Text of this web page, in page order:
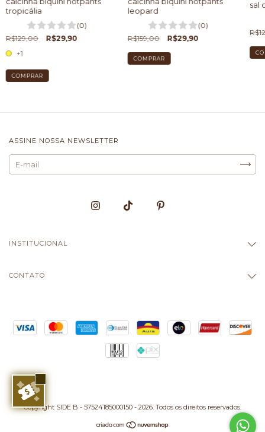
tropicália
(0)
R$129,00
R$29,90
+1
COMPRAR
leopard
(0)
R$159,00
R$29,90
COMPRAR
sal
ASSINE NOSSA NEWSLETTER
INSTITUCIONAL
CONTATO
Copyright SIDE B - 57524185000150 - 2026. Todos os direitos reservados.